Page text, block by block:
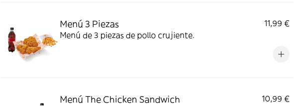
Menú 3 Piezas
11,99 €
Menú de 3 piezas de pollo crujiente.
Menú The Chicken Sandwich
10,99 €